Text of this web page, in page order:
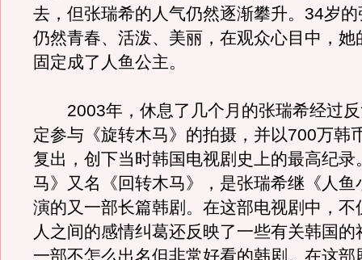
去，但张瑞希的人气仍然逐渐攀升。34岁
仍然青春、活泼、美丽，在观众心目中，她
固定成了人鱼公主。
2003年，休息了几个月的张瑞希经过反
定参与《旋转木马》的拍摄，并以700万韩
复出，创下当时韩国电视剧史上的最高纪录
马》又名《回转木马》，是张瑞希继《人鱼
演的又一部长篇韩剧。在这部电视剧中，不
人之间的感情纠葛还反映了一些有关韩国的
一部不怎么出名但非常好看的韩剧。在这部